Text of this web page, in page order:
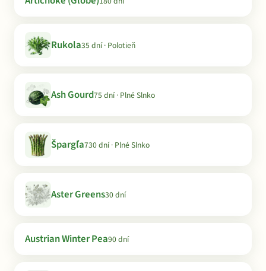
Rukola35 dní · Polotieň
Ash Gourd75 dní · Plné Slnko
Špargľa730 dní · Plné Slnko
Aster Greens30 dní
Austrian Winter Pea90 dní